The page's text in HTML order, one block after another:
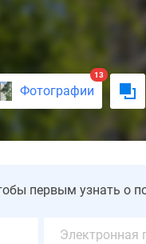
Фотографии
13
первым узнать о